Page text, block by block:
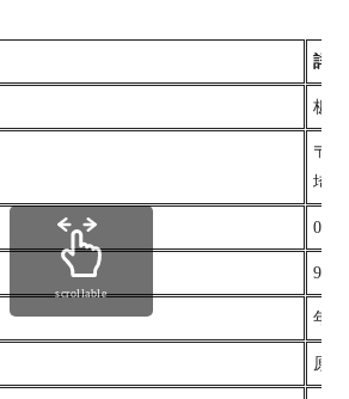
詳細
板
〒
埼
9:00
年
原
scrollable